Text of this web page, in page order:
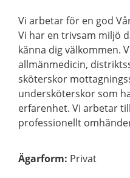
Vi arbetar för en god
Vi har en trivsam miljö
känna dig välkommen.
allmänmedicin,
sköterskor
undersköterskor som
erfarenhet. Vi arbetar
professionellt
Ägarform: Privat